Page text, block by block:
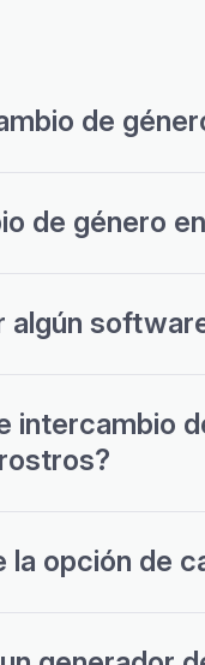
de
de género
algún
intercambio
la opción de
generador